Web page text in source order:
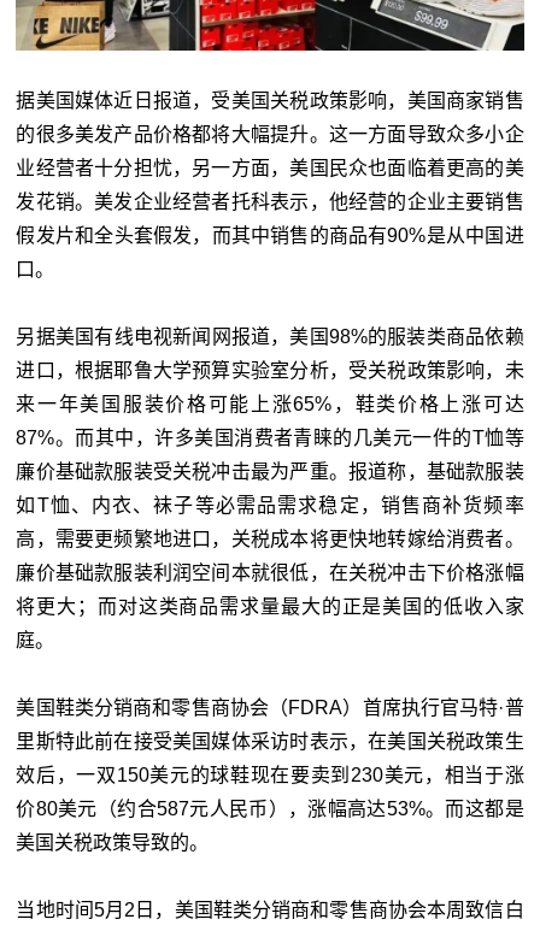
据美国媒体近日报道，受美国关税政策影响，美国商家销售
的很多美发产品价格都将大幅提升。这一方面导致众多小企
业经营者十分担忧，另一方面，美国民众也面临着更高的美
发花销。美发企业经营者托科表示，他经营的企业主要销售
假发片和全头套假发，而其中销售的商品有90%是从中国进
口。
另据美国有线电视新闻网报道，美国98%的服装类商品依赖
进口，根据耶鲁大学预算实验室分析，受关税政策影响，未
来一年美国服装价格可能上涨65%，鞋类价格上涨可达
87%。而其中，许多美国消费者青睐的几美元一件的T恤等
廉价基础款服装受关税冲击最为严重。报道称，基础款服装
如T恤、内衣、袜子等必需品需求稳定，销售商补货频率
高，需要更频繁地进口，关税成本将更快地转嫁给消费者。
廉价基础款服装利润空间本就很低，在关税冲击下价格涨幅
将更大；而对这类商品需求量最大的正是美国的低收入家
庭。
美国鞋类分销商和零售商协会（FDRA）首席执行官马特·普
里斯特此前在接受美国媒体采访时表示，在美国关税政策生
效后，一双150美元的球鞋现在要卖到230美元，相当于涨
价80美元（约合587元人民币），涨幅高达53%。而这都是
美国关税政策导致的。
当地时间5月2日，美国鞋类分销商和零售商协会本周致信白